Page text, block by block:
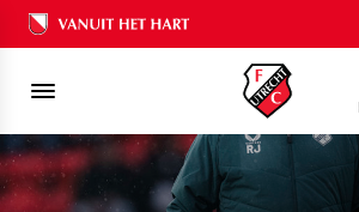
Ons nalatenschap